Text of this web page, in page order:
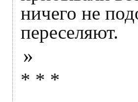
ничего не
переселяют.
»
* * *